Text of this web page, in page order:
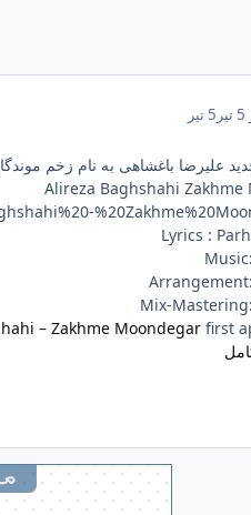
5 تیر 5 تیر
علیرضا باغشاهی به نام زخم
Alireza Baghshahi Zakhme
Lyrics :
Mix-
– Zakhme Moondegar first